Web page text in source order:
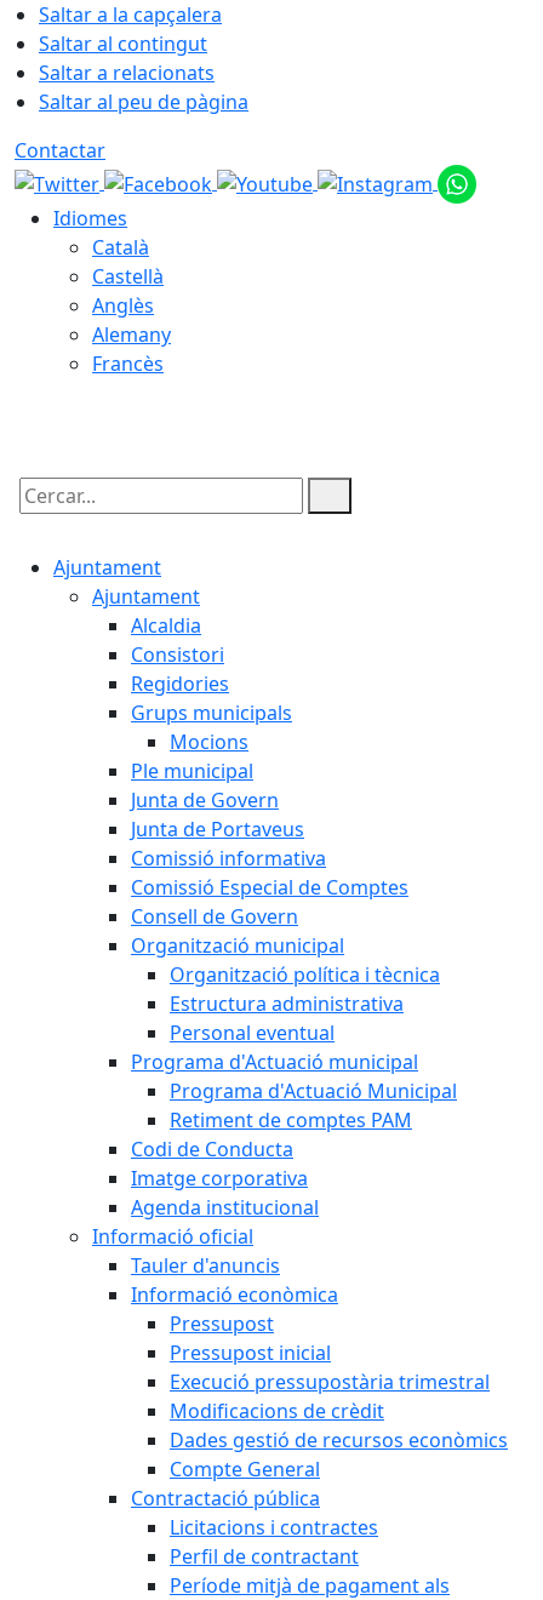
Saltar a la capçalera
Saltar al contingut
Saltar a relacionats
Saltar al peu de pàgina
Contactar
Idiomes
Català
Castellà
Anglès
Alemany
Francès
Cercar:
Ajuntament
Ajuntament
Alcaldia
Consistori
Regidories
Grups municipals
Mocions
Ple municipal
Junta de Govern
Junta de Portaveus
Comissió informativa
Comissió Especial de Comptes
Consell de Govern
Organització municipal
Organització política i tècnica
Estructura administrativa
Personal eventual
Programa d'Actuació municipal
Programa d'Actuació Municipal
Retiment de comptes PAM
Codi de Conducta
Imatge corporativa
Agenda institucional
Informació oficial
Tauler d'anuncis
Informació econòmica
Pressupost
Pressupost inicial
Execució pressupostària trimestral
Modificacions de crèdit
Dades gestió de recursos econòmics
Compte General
Contractació pública
Licitacions i contractes
Perfil de contractant
Període mitjà de pagament als